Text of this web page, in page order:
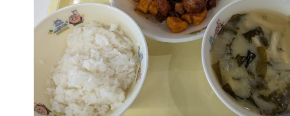
道水路整備課
みどり公園課
上下水道局